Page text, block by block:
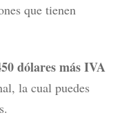
que tienen
dólares más IVA
la cual puedes